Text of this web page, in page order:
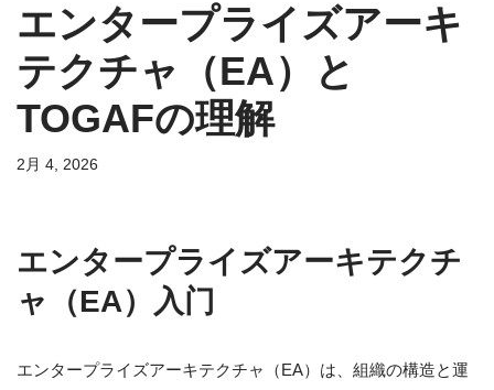
ッ
プ
エンタープライズアーキ
テクチャ（EA）と
TOGAFの理解
2月 4, 2026
エンタープライズアーキテクチ
ャ（EA）入门
エンタープライズアーキテクチャ（EA）は、組織の構造と運